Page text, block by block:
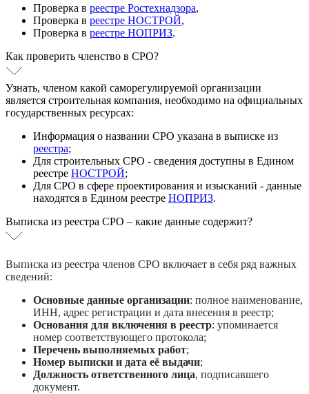
Проверка в реестре Ростехнадзора,
Проверка в реестре НОСТРОЙ,
Проверка в реестре НОПРИЗ.
Как проверить членство в СРО?
Узнать, членом какой саморегулируемой организации
является строительная компания, необходимо на официальных
государственных ресурсах:
Информация о названии СРО указана в выписке из
реестра;
Для строительных СРО - сведения доступны в Едином
реестре НОСТРОЙ;
Для СРО в сфере проектирования и изысканий - данные
находятся в Едином реестре НОПРИЗ.
Выписка из реестра СРО – какие данные содержит?
Выписка из реестра членов СРО включает в себя ряд важных
сведений:
Основные данные организации: полное наименование,
ИНН, адрес регистрации и дата внесения в реестр;
Основания для включения в реестр: упоминается
номер соответствующего протокола;
Перечень выполняемых работ;
Номер выписки и дата её выдачи;
Должность ответственного лица, подписавшего
документ.